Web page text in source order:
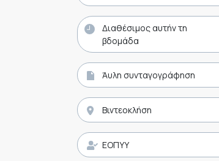
Διαθέσιμος αυτήν τη
βδομάδα
Άυλη συνταγογράφηση
Βιντεοκλήση
ΕΟΠΥΥ